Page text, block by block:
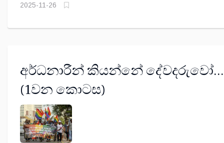
2025-11-26
අර්ධනාරීන් කියන්නේ දේවදරුවෝ...
(1වන කොටස)